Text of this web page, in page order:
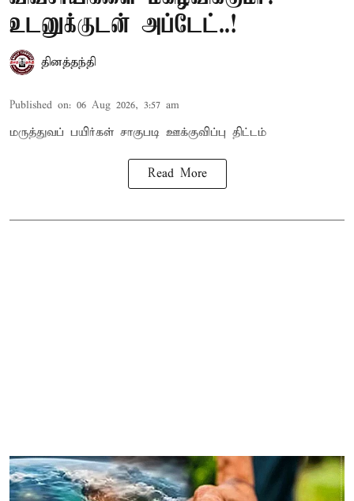
உடனுக்குடன் அப்டேட்..!
தினத்தந்தி
Published on: 06 Aug 2026, 3:57 am
மருத்துவப் பயிர்கள் சாகுபடி ஊக்குவிப்பு திட்டம்
Read More